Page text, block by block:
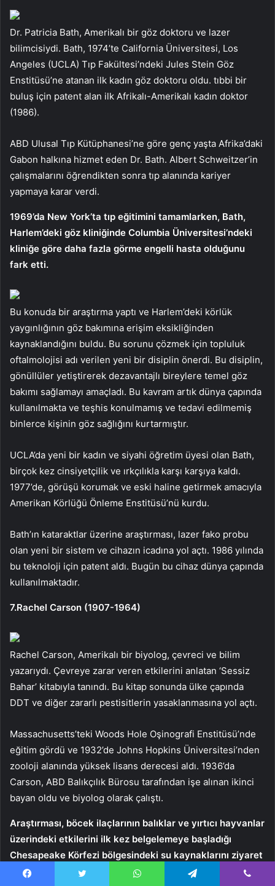
Dr. Patricia Bath, Amerikalı bir göz doktoru ve lazer
bilimcisiydi. Bath, 1974’te California Üniversitesi, Los
Angeles (UCLA) Tıp Fakültesi’ndeki Jules Stein Göz
Enstitüsü’ne atanan ilk kadın göz doktoru oldu. tıbbi bir
buluş için patent alan ilk Afrikalı-Amerikalı kadın doktor
(1986).
ABD Ulusal Tıp Kütüphanesi’ne göre genç yaşta Afrika’daki
Gabon halkına hizmet eden Dr. Bath. Albert Schweitzer’in
çalışmalarını öğrendikten sonra tıp alanında kariyer
yapmaya karar verdi.
1969’da New York’ta tıp eğitimini tamamlarken, Bath,
Harlem’deki göz kliniğinde Columbia Üniversitesi’ndeki
kliniğe göre daha fazla görme engelli hasta olduğunu
fark etti.
Bu konuda bir araştırma yaptı ve Harlem’deki körlük
yaygınlığının göz bakımına erişim eksikliğinden
kaynaklandığını buldu. Bu sorunu çözmek için topluluk
oftalmolojisi adı verilen yeni bir disiplin önerdi. Bu disiplin,
gönüllüler yetiştirerek dezavantajlı bireylere temel göz
bakımı sağlamayı amaçladı. Bu kavram artık dünya çapında
kullanılmakta ve teşhis konulmamış ve tedavi edilmemiş
binlerce kişinin göz sağlığını kurtarmıştır.
UCLA’da yeni bir kadın ve siyahi öğretim üyesi olan Bath,
birçok kez cinsiyetçilik ve ırkçılıkla karşı karşıya kaldı.
1977’de, görüşü korumak ve eski haline getirmek amacıyla
Amerikan Körlüğü Önleme Enstitüsü’nü kurdu.
Bath’ın kataraktlar üzerine araştırması, lazer fako probu
olan yeni bir sistem ve cihazın icadına yol açtı. 1986 yılında
bu teknoloji için patent aldı. Bugün bu cihaz dünya çapında
kullanılmaktadır.
7.Rachel Carson (1907-1964)
Rachel Carson, Amerikalı bir biyolog, çevreci ve bilim
yazarıydı. Çevreye zarar veren etkilerini anlatan ‘Sessiz
Bahar’ kitabıyla tanındı. Bu kitap sonunda ülke çapında
DDT ve diğer zararlı pestisitlerin yasaklanmasına yol açtı.
Massachusetts’teki Woods Hole Oşinografi Enstitüsü’nde
eğitim gördü ve 1932’de Johns Hopkins Üniversitesi’nden
zooloji alanında yüksek lisans derecesi aldı. 1936’da
Carson, ABD Balıkçılık Bürosu tarafından işe alınan ikinci
bayan oldu ve biyolog olarak çalıştı.
Araştırması, böcek ilaçlarının balıklar ve yırtıcı hayvanlar
üzerindeki etkilerini ilk kez belgelemeye başladığı
Chesapeake Körfezi bölgesindeki su kaynaklarını ziyaret
etmesine olanak sağladı.